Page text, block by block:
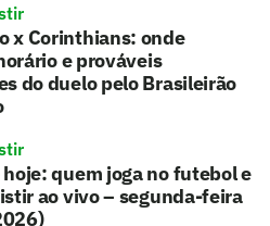
x Corinthians: onde
e prováveis
do duelo pelo Brasileirão
hoje: quem joga no futebol e
ao vivo – segunda-feira